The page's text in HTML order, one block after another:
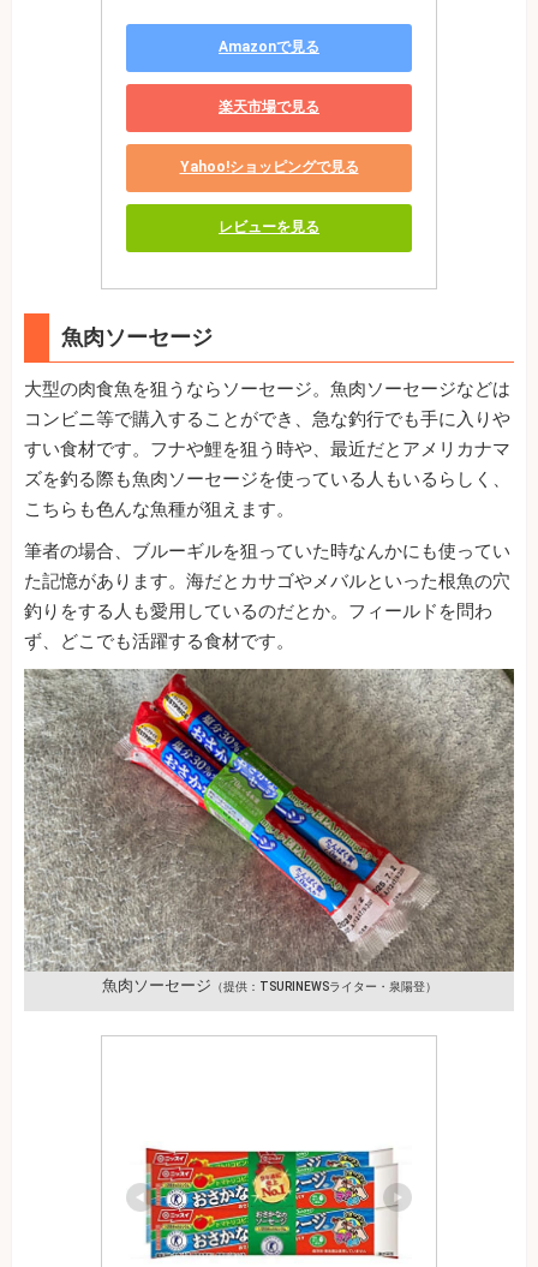
Amazonで見る
楽天市場で見る
Yahoo!ショッピングで見る
レビューを見る
魚肉ソーセージ
大型の肉食魚を狙うならソーセージ。魚肉ソーセージなどは
コンビニ等で購入することができ、急な釣行でも手に入りや
すい食材です。フナや鯉を狙う時や、最近だとアメリカナマ
ズを釣る際も魚肉ソーセージを使っている人もいるらしく、
こちらも色んな魚種が狙えます。
筆者の場合、ブルーギルを狙っていた時なんかにも使ってい
た記憶があります。海だとカサゴやメバルといった根魚の穴
釣りをする人も愛用しているのだとか。フィールドを問わ
ず、どこでも活躍する食材です。
魚肉ソーセージ （提供：TSURINEWSライター・泉陽登）